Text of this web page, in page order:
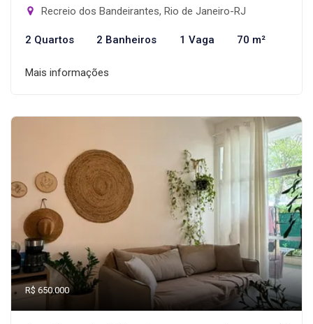
Recreio dos Bandeirantes, Rio de Janeiro-RJ
2 Quartos 2 Banheiros 1 Vaga 70 m²
Mais informações
R$ 650.000